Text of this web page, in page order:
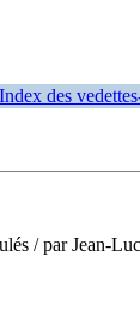
Index des
/ par Jean-